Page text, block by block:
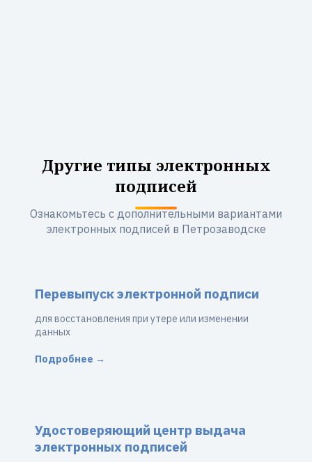
Другие типы электронных
подписей
Ознакомьтесь с дополнительными вариантами
электронных подписей в Петрозаводске
Перевыпуск электронной подписи
для восстановления при утере или изменении
данных
Подробнее →
Удостоверяющий центр выдача
электронных подписей